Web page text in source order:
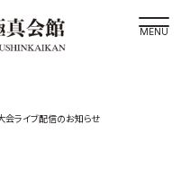
ライブ配信のお知らせ